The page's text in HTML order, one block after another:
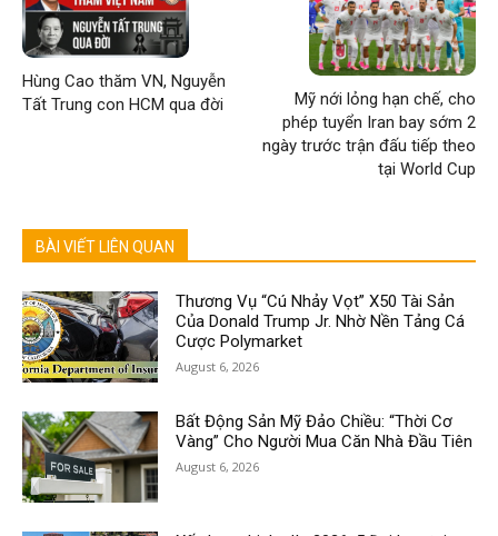
Hùng Cao thăm VN, Nguyễn
Tất Trung con HCM qua đời
Mỹ nới lỏng hạn chế, cho
phép tuyển Iran bay sớm 2
ngày trước trận đấu tiếp theo
tại World Cup
BÀI VIẾT LIÊN QUAN
Thương Vụ “Cú Nhảy Vọt” X50 Tài Sản
Của Donald Trump Jr. Nhờ Nền Tảng Cá
Cược Polymarket
August 6, 2026
Bất Động Sản Mỹ Đảo Chiều: “Thời Cơ
Vàng” Cho Người Mua Căn Nhà Đầu Tiên
August 6, 2026